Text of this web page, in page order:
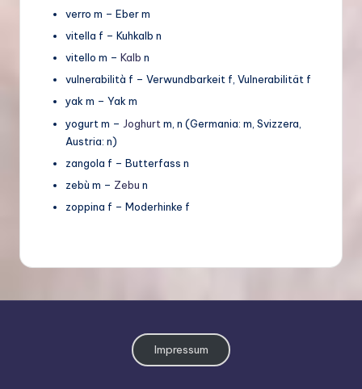
verro m – Eber m
vitella f – Kuhkalb n
vitello m – Kalb n
vulnerabilità f – Verwundbarkeit f, Vulnerabilität f
yak m – Yak m
yogurt m – Joghurt m, n (Germania: m, Svizzera,
Austria: n)
zangola f – Butterfass n
zebù m – Zebu n
zoppina f – Moderhinke f
Impressum